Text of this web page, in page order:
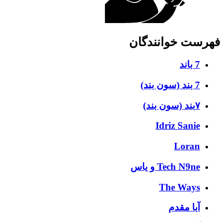
فهرست خوانندگان
7 باند
7 بند (سون بند)
۷بند (سون بند)
Idriz Sanie
Loran
Tech N9ne و یاس
The Ways
آبا مقدم